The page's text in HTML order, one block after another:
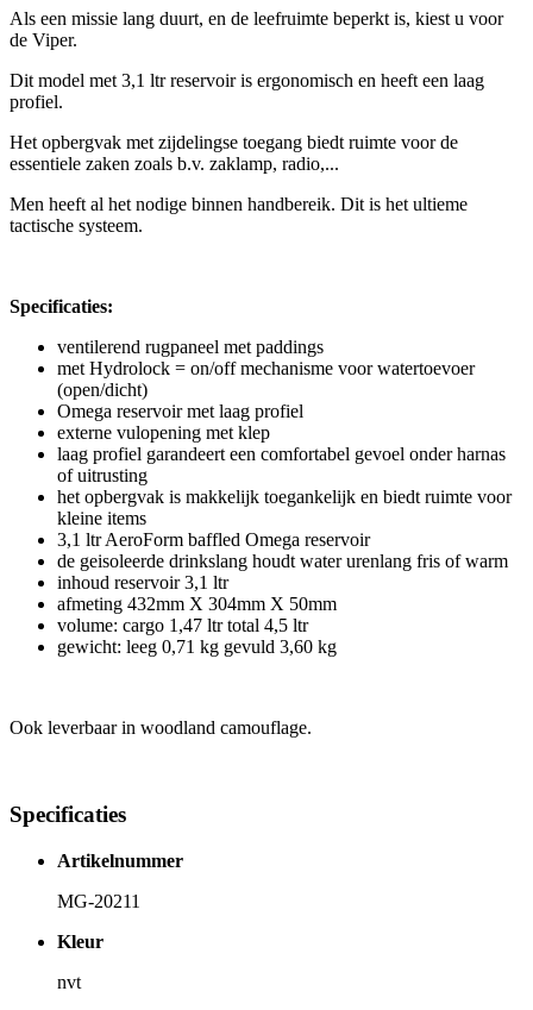
Als een missie lang duurt, en de leefruimte beperkt is, kiest u voor
de Viper.
Dit model met 3,1 ltr reservoir is ergonomisch en heeft een laag
profiel.
Het opbergvak met zijdelingse toegang biedt ruimte voor de
essentiele zaken zoals b.v. zaklamp, radio,...
Men heeft al het nodige binnen handbereik. Dit is het ultieme
tactische systeem.
Specificaties:
ventilerend rugpaneel met paddings
met Hydrolock = on/off mechanisme voor watertoevoer
(open/dicht)
Omega reservoir met laag profiel
externe vulopening met klep
laag profiel garandeert een comfortabel gevoel onder harnas
of uitrusting
het opbergvak is makkelijk toegankelijk en biedt ruimte voor
kleine items
3,1 ltr AeroForm baffled Omega reservoir
de geisoleerde drinkslang houdt water urenlang fris of warm
inhoud reservoir 3,1 ltr
afmeting 432mm X 304mm X 50mm
volume: cargo 1,47 ltr total 4,5 ltr
gewicht: leeg 0,71 kg gevuld 3,60 kg
Ook leverbaar in woodland camouflage.
Specificaties
Artikelnummer
MG-20211
Kleur
nvt